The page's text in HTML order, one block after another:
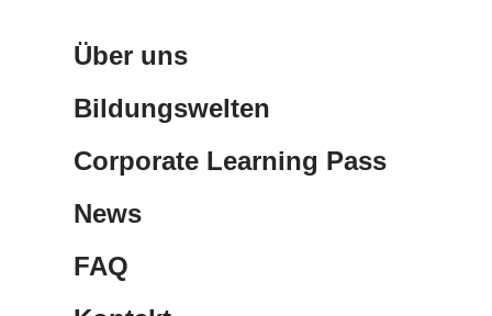
Über uns
Bildungswelten
Corporate Learning Pass
News
FAQ